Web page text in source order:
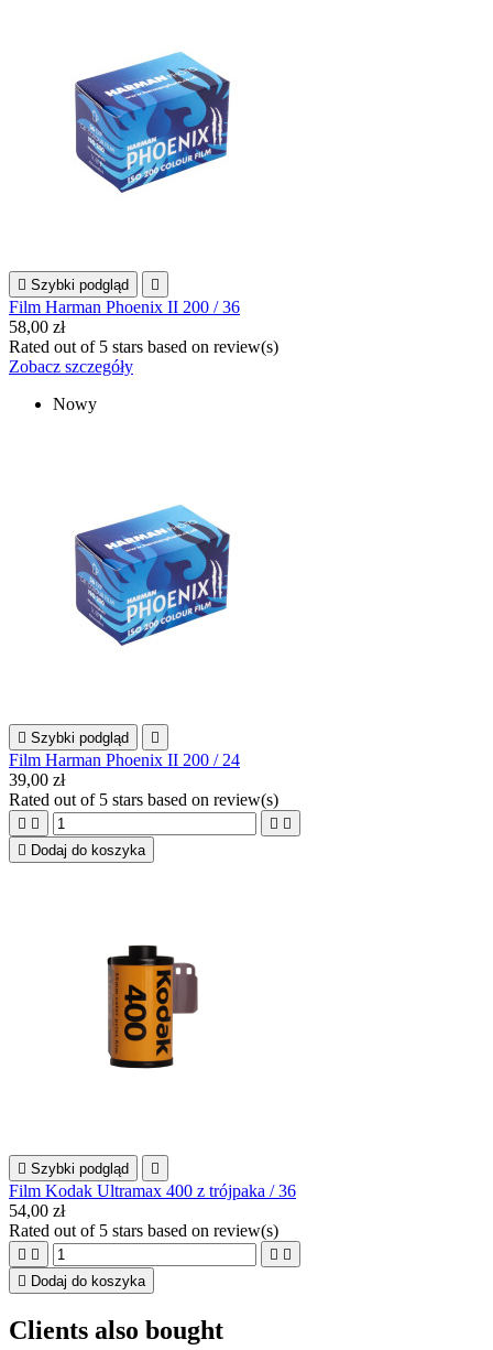
 Szybki podgląd 
Film Harman Phoenix II 200 / 36
58,00 zł
Rated out of 5 stars based on review(s)
Zobacz szczegóły
Nowy
 Szybki podgląd 
Film Harman Phoenix II 200 / 24
39,00 zł
Rated out of 5 stars based on review(s)
   
 Dodaj do koszyka
 Szybki podgląd 
Film Kodak Ultramax 400 z trójpaka / 36
54,00 zł
Rated out of 5 stars based on review(s)
   
 Dodaj do koszyka
Clients also bought